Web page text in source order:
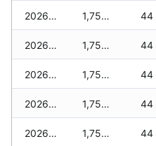
2026-06-21 1,750 zł 44
2026-06-20 1,750 zł 44
2026-06-19 1,750 zł 44
2026-06-18 1,750 zł 44
2026-06-17 1,750 zł 44